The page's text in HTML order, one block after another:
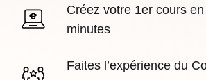
Créez votre 1er cours
minutes
Faites l’expérience du